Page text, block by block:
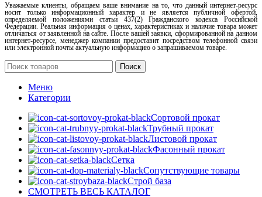
Уважаемые клиенты, обращаем ваше внимание на то, что данный интернет-ресурс
носит только информационный характер и не является публичной офертой,
определяемой положениями статьи 437(2) Гражданского кодекса Российской
Федерации. Реальная информация о ценах, характеристиках и наличие товара может
отличаться от заявленной на сайте. После вашей заявки, сформированной на данном
интернет-ресурсе, менеджер компании предоставит посредством телефонной связи
или электронной почты актуальную информацию о запрашиваемом товаре.
Поиск
Меню
Категории
Сортовой прокат
Трубный прокат
Листовой прокат
Фасонный прокат
Сетка
Сопутствующие товары
Строй база
СМОТРЕТЬ ВЕСЬ КАТАЛОГ